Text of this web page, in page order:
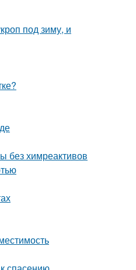
под зиму, и
без химреактивов